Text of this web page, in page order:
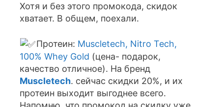
Хотя и без этого промокода, скидок
хватает. В общем, поехали.
Протеин: Muscletech, Nitro Tech,
100% Whey Gold (цена- подарок,
качество отличное). На бренд
Muscletech. сейчас скидки 20%, и их
протеин выходит выгоднее всего.